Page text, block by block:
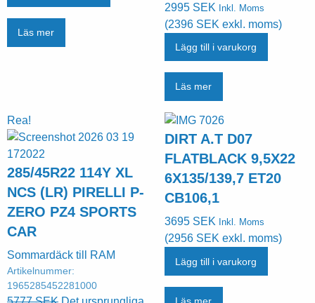
Läs mer
2995 SEK Inkl. Moms
(2396 SEK exkl. moms)
Lägg till i varukorg
Läs mer
Rea!
285/45R22 114Y XL
NCS (LR) PIRELLI P-
ZERO PZ4 SPORTS
CAR
Sommardäck till RAM
Artikelnummer:
1965285452281000
DIRT A.T D07
FLATBLACK 9,5X22
6X135/139,7 ET20
CB106,1
3695 SEK Inkl. Moms
(2956 SEK exkl. moms)
Lägg till i varukorg